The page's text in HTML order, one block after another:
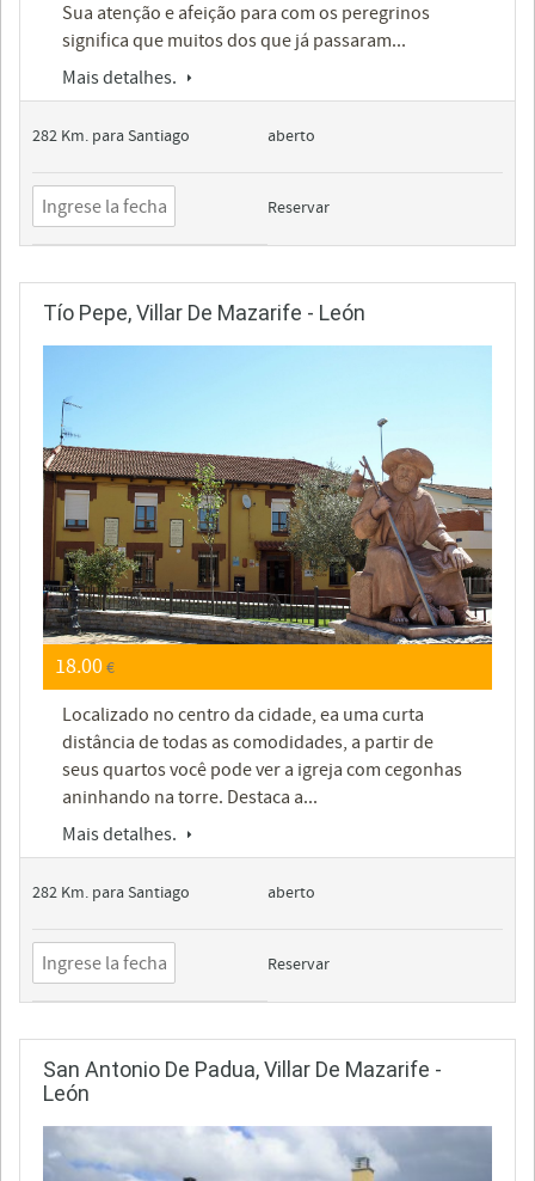
Sua atenção e afeição para com os peregrinos
significa que muitos dos que já passaram...
Mais detalhes.
282 Km. para Santiago aberto
Reservar
Tío Pepe, Villar De Mazarife - León
18.00€
Localizado no centro da cidade, ea uma curta
distância de todas as comodidades, a partir de
seus quartos você pode ver a igreja com cegonhas
aninhando na torre. Destaca a...
Mais detalhes.
282 Km. para Santiago aberto
Reservar
San Antonio De Padua, Villar De Mazarife -
León